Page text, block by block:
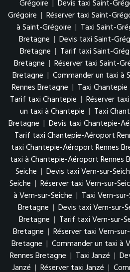
Grégoire | Devis taxi Saint-
Grégoire | Réserver taxi Saint-
à Saint-Grégoire | Taxi Saint-
Bretagne | Devis taxi Saint-
Bretagne | Tarif taxi Saint-
Bretagne | Réserver taxi Saint-
Bretagne | Commander un taxi à
Rennes Bretagne | Taxi Chantepie
Tarif taxi Chantepie | Réserver
un taxi à Chantepie | Taxi
Bretagne | Devis taxi Chantepie-
Tarif taxi Chantepie-Aéroport
taxi Chantepie-Aéroport Rennes
taxi à Chantepie-Aéroport Rennes
Seiche | Devis taxi Vern-sur-
Seiche | Réserver taxi Vern-sur-
à Vern-sur-Seiche | Taxi Vern-
Bretagne | Devis taxi Vern-sur-
Bretagne | Tarif taxi Vern-sur-
Bretagne | Réserver taxi Vern-
Bretagne | Commander un taxi à
Rennes Bretagne | Taxi Janzé |
Janzé | Réserver taxi Janzé |